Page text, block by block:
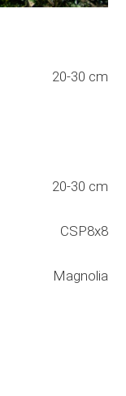
20-30 cm
20-30 cm
CSP8x8
Magnolia